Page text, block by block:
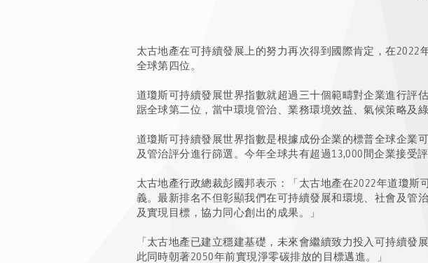
太古地產在可持續發展上的努力再次得到國際肯定，在2022
全球第四位。
道瓊斯可持續發展世界指數就超過三十個範疇對企業進行評
踞全球第二位，當中環境管治、業務環境效益、氣候策略及
道瓊斯可持續發展世界指數是根據成份企業的標普全球企業
及管治評分進行篩選。今年全球共有超過13,000間企業接受
太古地產行政總裁彭國邦表示：「太古地產在2022年道瓊
義。最新排名不但彰顯我們在可持續發展和環境、社會及管
及實現目標，協力同心創出的成果。」
「太古地產已建立穩建基礎，未來會繼續致力投入可持續
此同時朝著2050年前實現淨零碳排放的目標邁進。」